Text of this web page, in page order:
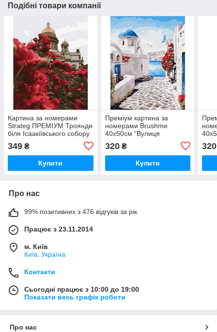
Подібні товари компанії
Картина за номерами
Strateg ПРЕМІУМ Троянди
біля Ісаакіївського собору
з лаком розміром 40х50
см (GS1241)
349 ₴
Купити
Преміум картина за
номерами Brushme
40x50см "Вулиця
320₴
Купити
320
Про нас
99% позитивних з 476 відгуків за рік
Працює з 23.11.2014
м. Київ
Київ, Україна
Контакти
Сьогодні працює з 10:00 до 19:00
Показати весь графік роботи
Про нас